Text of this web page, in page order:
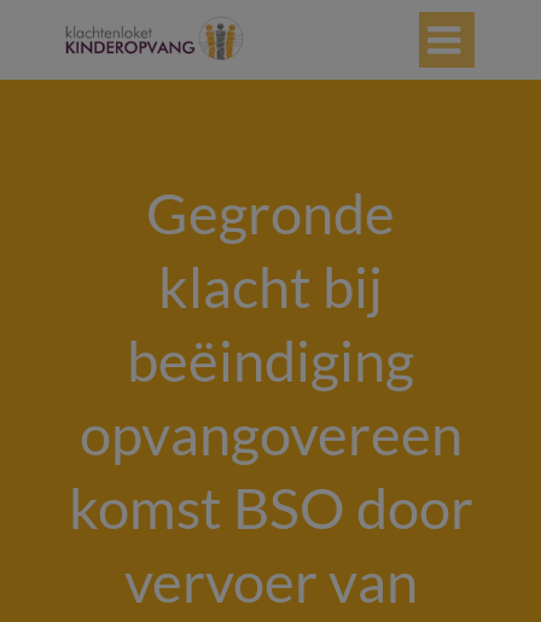

Gegronde
klacht bij
beëindiging
opvangovereen
komst BSO door
vervoer van